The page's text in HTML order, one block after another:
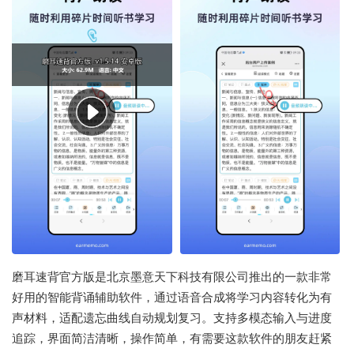
磨耳速背官方版是北京墨意天下科技有限公司推出的一款非常
好用的智能背诵辅助软件，通过语音合成将学习内容转化为有
声材料，适配遗忘曲线自动规划复习。支持多模态输入与进度
追踪，界面简洁清晰，操作简单，有需要这款软件的朋友赶紧